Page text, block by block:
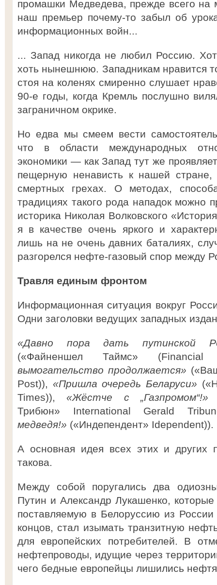
промашки Медведева, прежде всего на
наш премьер почему-то забыл об
информационных войн...
... Запад никогда не любил Россию.
хоть нынешнюю. Западникам нравится
стоя на коленях смиренно слушает
90-е годы, когда Кремль послушно
заграничном окрике.
Но едва мы смеем вести
что в области международных
экономики — как Запад тут же
пещерную ненависть к нашей
смертных грехах. О методах,
традициях такого рода нападок можно
историка Николая Волковского
я в качестве очень яркого и
лишь на не очень давних баталиях,
разгорелся нефте-газовый спор между
Травля единым фронтом
Информационная ситуация вокруг
Одни заголовки ведущих западных
«Давно пора дать путинской
(«Файненшел Таймс»
вымогательство продолжается»
Post)), «Пришла очередь Беларуси»
Times)),«Жёстче с
Трибюн» International Gerald
медведя!» («Индепендент» Idependent)).
А основная идея всех этих и других
такова.
Между собой поругались два
Путин и Александр Лукашенко,
поставляемую в Белоруссию из
концов, стал изымать транзитную
для европейских потребителей. В
нефтепроводы, идущие через
чего бедные европейцы лишились